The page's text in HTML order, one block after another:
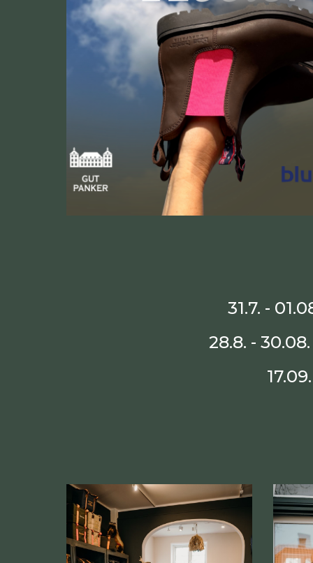
31.7. -
28.8. - 30.08